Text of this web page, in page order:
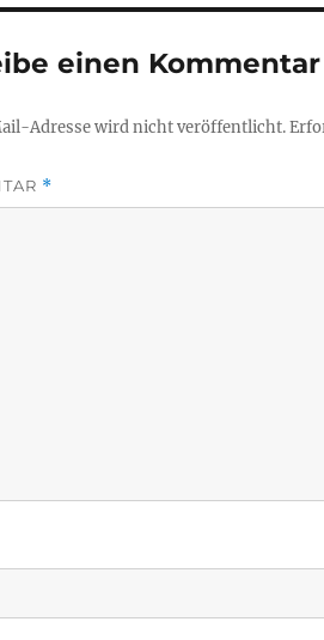
einen Kommentar
Adresse wird nicht veröffentlicht.
*